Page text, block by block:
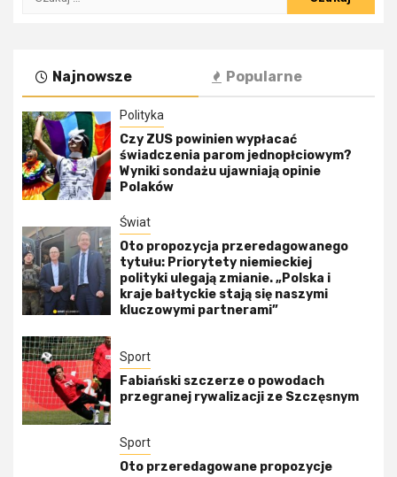
Najnowsze Popularne
Polityka
Czy ZUS powinien wypłacać
świadczenia parom jednopłciowym?
Wyniki sondażu ujawniają opinie
Polaków
Świat
Oto propozycja przeredagowanego
tytułu: Priorytety niemieckiej
polityki ulegają zmianie. „Polska i
kraje bałtyckie stają się naszymi
kluczowymi partnerami”
Sport
Fabiański szczerze o powodach
przegranej rywalizacji ze Szczęsnym
Sport
Oto przeredagowane propozycje